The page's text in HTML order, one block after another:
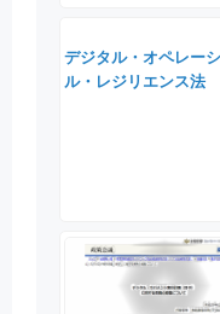
デジタル・オペレー
ル・レジリエンス法